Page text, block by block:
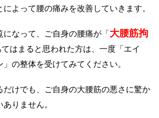
によって腰の痛みを改善していきます。
になって、ご自身の腰痛が「大腰筋拘
てはまると思われた方は、一度「エイ
」の整体を受けてみてください。
だけでも、ご自身の大腰筋の悪さに驚か
りません。